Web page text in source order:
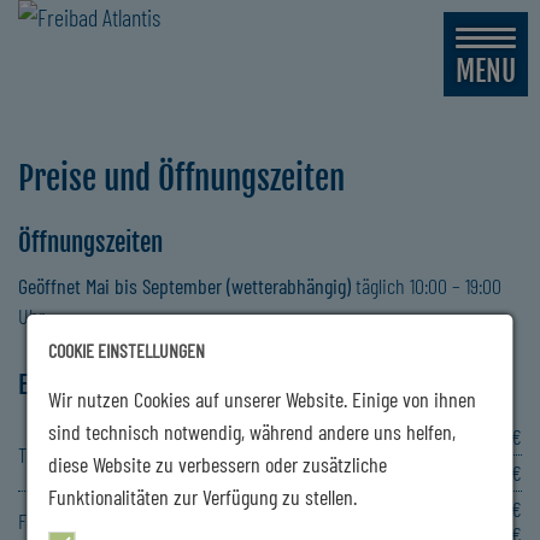
MENU
Preise und Öffnungszeiten
Öffnungszeiten
Geöffnet Mai bis September (wetterabhängig)täglich 10:00 – 19:00
Uhr
Eintrittspreise
Tageskarte
Erwachsene
4,00 €
Kind/Ermäßigt*
2,50 €
Familienkarte
2 Erwachsene + 2 Kinder,
10,00 €
2,00 €
COOKIE EINSTELLUNGEN
Wir nutzen Cookies auf unserer Website. Einige von ihnen
sind technisch notwendig, während andere uns helfen,
diese Website zu verbessern oder zusätzliche
Funktionalitäten zur Verfügung zu stellen.